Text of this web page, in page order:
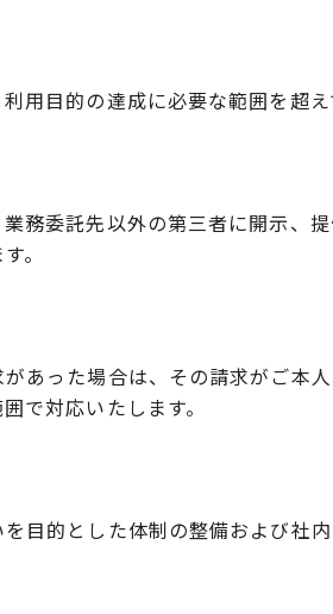
用目的の達成に必要な範囲を超
務委託先以外の第三者に開示、
。
あった場合は、その請求がご本
で対応いたします。
目的とした体制の整備および社